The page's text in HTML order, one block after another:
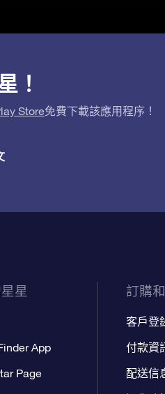
！
Store免費下載該應用程序！
星
App
Page
訂購
客戶登
付款資
配送信